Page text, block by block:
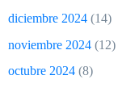
diciembre 2024 (14)
noviembre 2024 (12)
octubre 2024 (8)